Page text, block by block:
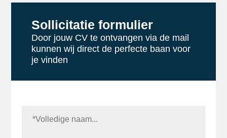
Sollicitatie formulier
Door jouw CV te ontvangen via de mail
kunnen wij direct de perfecte baan voor
je vinden